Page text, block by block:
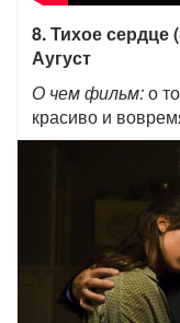
8. Тихое сердце
Аугуст
О чем фильм:о
красиво и